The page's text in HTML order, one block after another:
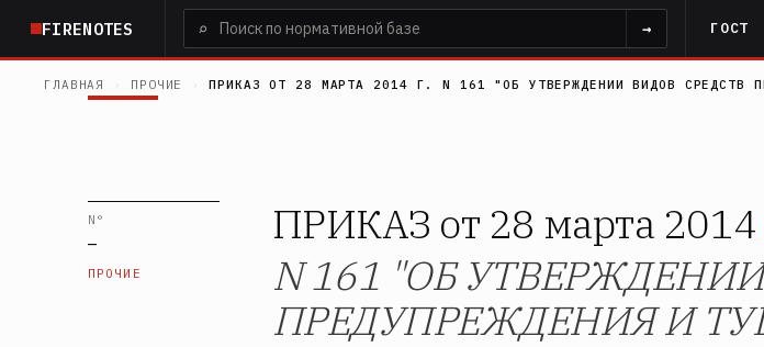
основному
содержанию
FIRENOTES ⌕ → ГОСТ
ГЛАВНАЯ ПРОЧИЕ ПРИКАЗ ОТ 28 МАРТА 2014 Г. N 161 "ОБ УТВЕРЖДЕНИИ ВИДОВ СРЕДСТВ
N°
—
ПРОЧИЕ
ПРИКАЗ от 28 марта 2014
N 161 "ОБ
ПРЕДУПРЕЖДЕНИЯ И